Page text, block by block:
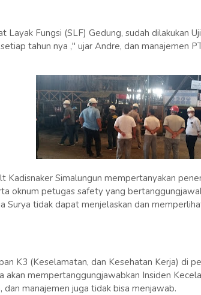
Layak Fungsi (SLF) Gedung, sudah dilakukan
tahun nya ," ujar Andre, dan manajemen
Kadisnaker Simalungun mempertanyakan
oknum petugas safety yang
Surya tidak dapat menjelaskan dan
K3 (Keselamatan, dan Kesehatan Kerja) di
akan mempertanggungjawabkan Insiden
dan manajemen juga tidak bisa menjawab.